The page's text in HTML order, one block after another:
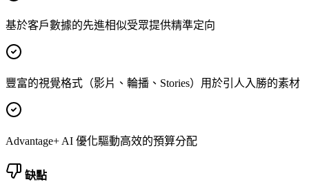
基於客戶數據的先進相似受眾提供精準定向
豐富的視覺格式（影片、輪播、Stories）用於引人入勝的素材
Advantage+ AI 優化驅動高效的預算分配
缺點